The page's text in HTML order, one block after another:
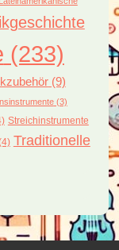
(233)
(9)
(3)
Streichinstrumente
Traditionelle